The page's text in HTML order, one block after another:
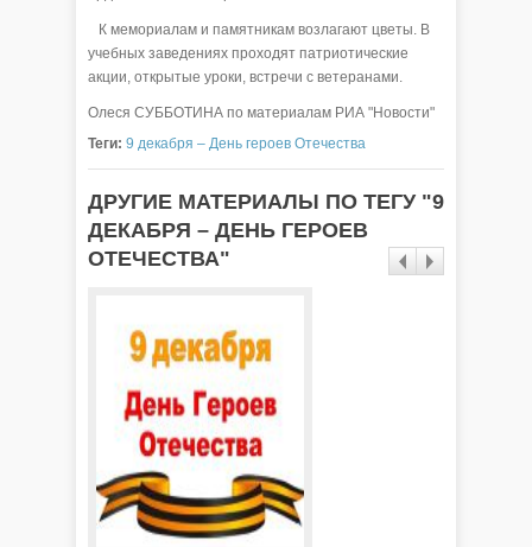
К мемориалам и памятникам возлагают цветы. В
учебных заведениях проходят патриотические
акции, открытые уроки, встречи с ветеранами.
Олеся СУББОТИНА по материалам РИА "Новости"
Теги: 9 декабря – День героев Отечества
ДРУГИЕ МАТЕРИАЛЫ ПО ТЕГУ "9
ДЕКАБРЯ – ДЕНЬ ГЕРОЕВ
ОТЕЧЕСТВА"